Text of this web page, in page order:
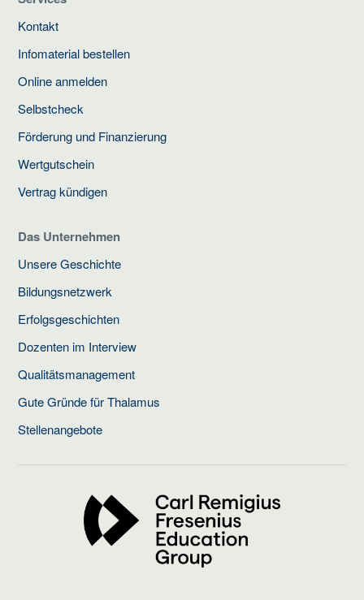
Kontakt
Infomaterial bestellen
Online anmelden
Selbstcheck
Förderung und Finanzierung
Wertgutschein
Vertrag kündigen
Das Unternehmen
Unsere Geschichte
Bildungsnetzwerk
Erfolgsgeschichten
Dozenten im Interview
Qualitätsmanagement
Gute Gründe für Thalamus
Stellenangebote